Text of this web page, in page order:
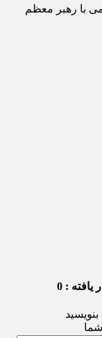
با رهبر معظم
یافته : 0
بنویسید